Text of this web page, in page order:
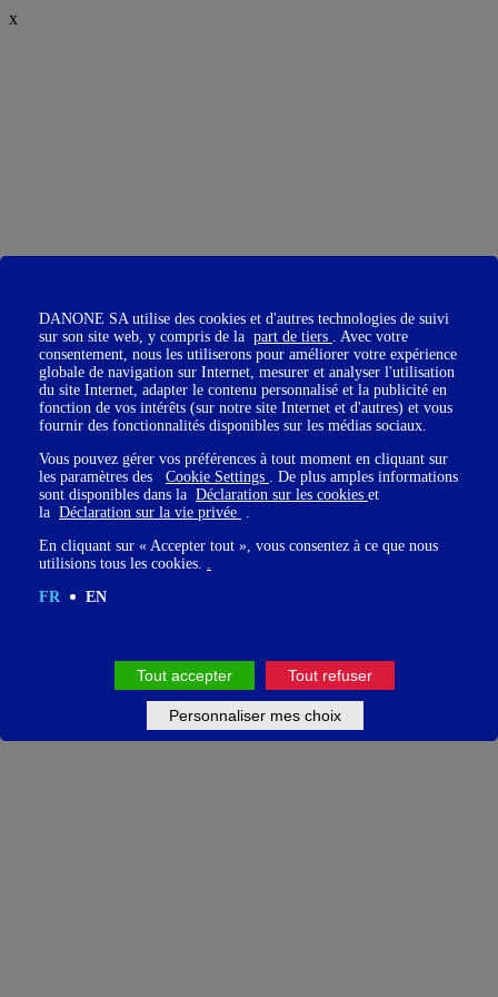
x
DANONE SA utilise des cookies et d'autres technologies de suivi
sur son site web, y compris de la part de tiers . Avec votre
consentement, nous les utiliserons pour améliorer votre expérience
globale de navigation sur Internet, mesurer et analyser l'utilisation
du site Internet, adapter le contenu personnalisé et la publicité en
fonction de vos intérêts (sur notre site Internet et d'autres) et vous
fournir des fonctionnalités disponibles sur les médias sociaux.
Vous pouvez gérer vos préférences à tout moment en cliquant sur
les paramètres des Cookie Settings . De plus amples informations
sont disponibles dans la Déclaration sur les cookies et
la Déclaration sur la vie privée .
En cliquant sur « Accepter tout », vous consentez à ce que nous
utilisions tous les cookies. .
FR
EN
Tout accepter Tout refuser
Personnaliser mes choix